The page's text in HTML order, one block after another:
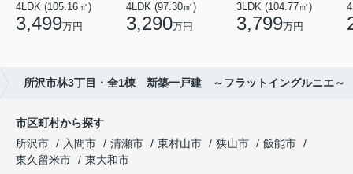
4LDK (105.16㎡)
3,499万円
4LDK (97.30㎡)
3,290万円
3LDK (104.77㎡)
3,799万円
所沢市林3丁目・全1棟 新築一戸建 ～フラットイングルニエ～
市区町村から探す
所沢市
入間市 清瀬市 東村山市 狭山市
飯能市
東久留米市
東大和市